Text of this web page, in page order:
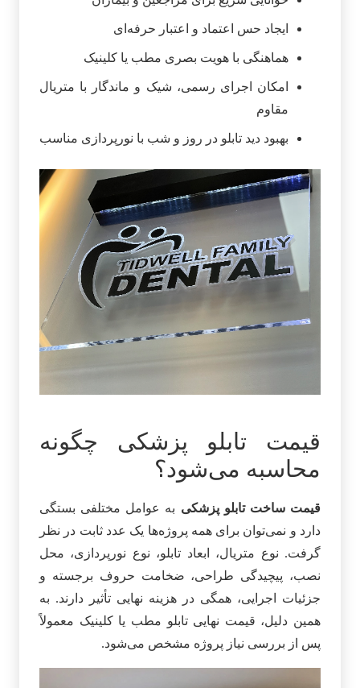
ایجاد حس اعتماد و اعتبار حرفه‌ای
هماهنگی با هویت بصری مطب یا کلینیک
امکان اجرای رسمی، شیک و ماندگار با متریال
مقاوم
بهبود دید تابلو در روز و شب با نورپردازی مناسب
قیمت تابلو پزشکی چگونه
محاسبه می‌شود؟
قیمت ساخت تابلو پزشکی به عوامل مختلفی بستگی
دارد و نمی‌توان برای همه پروژه‌ها یک عدد ثابت در نظر
گرفت. نوع متریال، ابعاد تابلو، نوع نورپردازی، محل
نصب، پیچیدگی طراحی، ضخامت حروف برجسته و
جزئیات اجرایی، همگی در هزینه نهایی تأثیر دارند. به
همین دلیل، قیمت نهایی تابلو مطب یا کلینیک معمولاً
پس از بررسی نیاز پروژه مشخص می‌شود.